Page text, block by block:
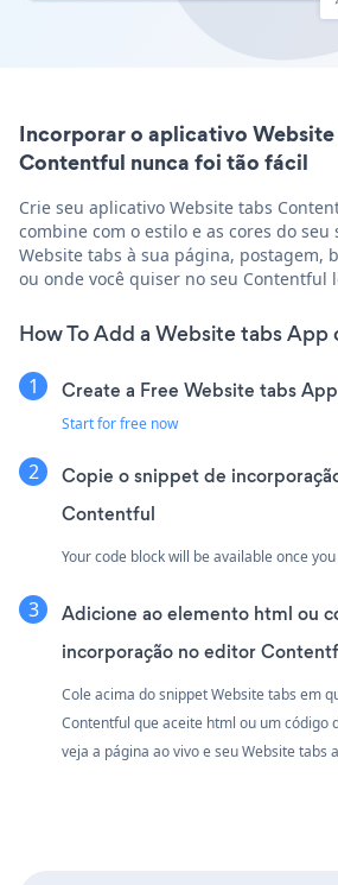
Incorporar o aplicativo Website
Contentful nunca foi tão fácil
Crie seu aplicativo Website tabs
combine com o estilo e as cores do seu
Website tabs à sua página, postagem,
ou onde você quiser no seu Contentful
How To Add a Website tabs
Create a Free Website tabs App
Start for free now
Copie o snippet de
Contentful
Your code block will be available once
Adicione ao elemento html ou
incorporação no editor
Cole acima do snippet Website tabs em
Contentful que aceite html ou um código
veja a página ao vivo e seu Website tabs